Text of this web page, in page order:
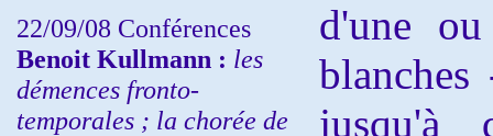
22/09/08 Conférences
Benoit Kullmann : les
démences fronto-
temporales ; la chorée de
d'une